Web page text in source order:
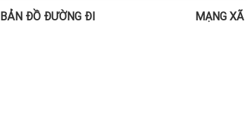
BẢN ĐỒ ĐƯỜNG ĐI MẠNG XÃ